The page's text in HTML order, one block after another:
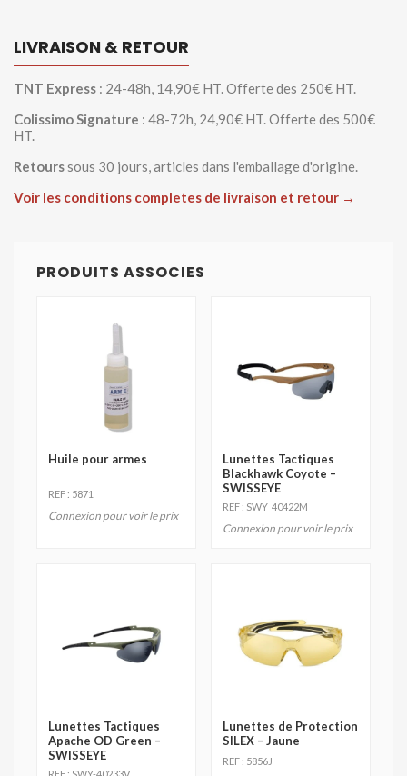
LIVRAISON & RETOUR
TNT Express : 24-48h, 14,90€ HT. Offerte des 250€ HT.
Colissimo Signature : 48-72h, 24,90€ HT. Offerte des 500€
HT.
Retourssous 30 jours, articles dans l'emballage d'origine.
Voir les conditions completes de livraison et retour →
PRODUITS ASSOCIES
Huile pour armes
REF : 5871
Connexion pour voir le prix
Lunettes Tactiques
Blackhawk Coyote –
SWISSEYE
REF : SWY_40422M
Connexion pour voir le prix
Lunettes Tactiques
Apache OD Green –
SWISSEYE
Lunettes de Protection
SILEX – Jaune
REF : 5856J